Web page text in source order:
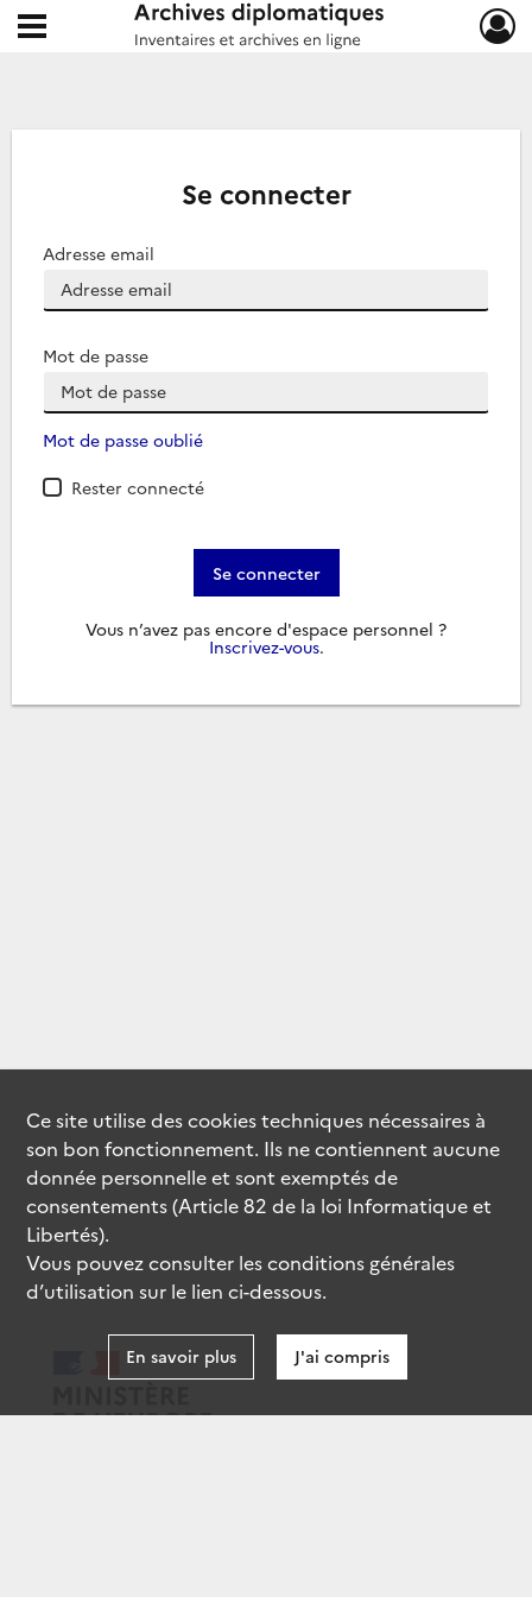
Archives diplomatiques
Ouvrir le menu déroulant
Se connecter
Adresse email
Mot de passe
Mot de passe oublié
Rester connecté
Se connecter
Vous n’avez pas encore d'espace personnel ?
Inscrivez-vous.
Ce site utilise descookiestechniques nécessaires à
son bon fonctionnement. Ils ne contiennent aucune
donnée personnelle et sont exemptés de
consentements (Article 82 de la loi Informatique et
Libertés).
Vous pouvez consulter les conditions générales
d’utilisation sur le lien ci-dessous.
En savoir plus J'ai compris